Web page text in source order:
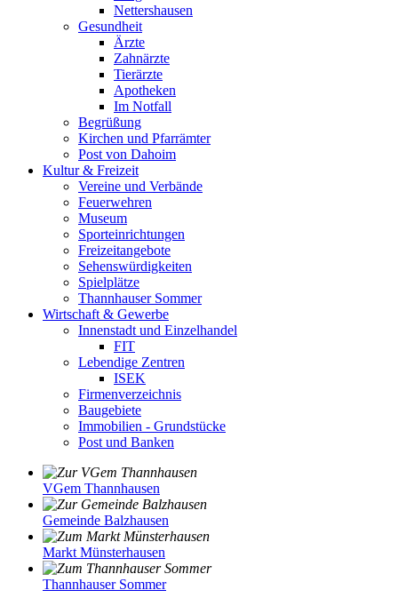
Nettershausen
Gesundheit
Ärzte
Zahnärzte
Tierärzte
Apotheken
Im Notfall
Begrüßung
Kirchen und Pfarrämter
Post von Dahoim
Kultur & Freizeit
Vereine und Verbände
Feuerwehren
Museum
Sporteinrichtungen
Freizeitangebote
Sehenswürdigkeiten
Spielplätze
Thannhauser Sommer
Wirtschaft & Gewerbe
Innenstadt und Einzelhandel
FIT
Lebendige Zentren
ISEK
Firmenverzeichnis
Baugebiete
Immobilien - Grundstücke
Post und Banken
VGem Thannhausen
Gemeinde Balzhausen
Markt Münsterhausen
Thannhauser Sommer